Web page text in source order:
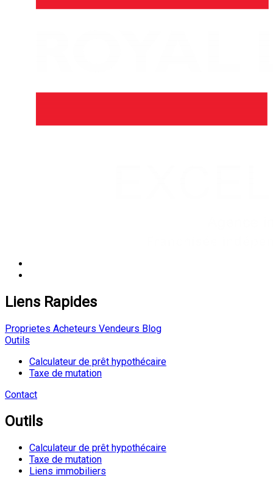
Liens Rapides
Proprietes Acheteurs Vendeurs Blog
Outils
Calculateur de prêt hypothécaire
Taxe de mutation
Contact
Outils
Calculateur de prêt hypothécaire
Taxe de mutation
Liens immobiliers